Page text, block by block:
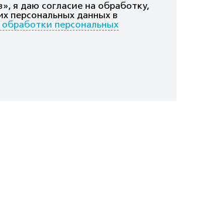
я даю согласие на обработку,
персональных данных в
персональных